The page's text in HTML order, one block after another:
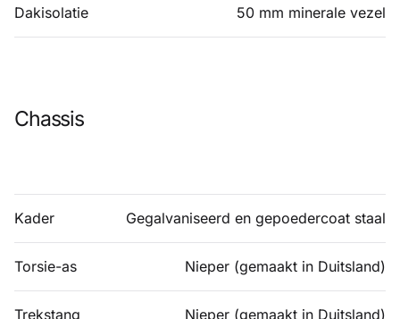
Dakisolatie 50 mm minerale vezel
Chassis
Kader Gegalvaniseerd en gepoedercoat staal
Torsie-as Nieper (gemaakt in Duitsland)
Trekstang Nieper (gemaakt in Duitsland)